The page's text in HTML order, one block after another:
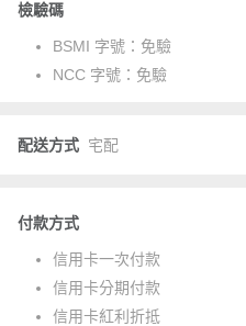
檢驗碼
BSMI 字號： 免驗
NCC 字號： 免驗
配送方式 宅配
付款方式
信用卡一次付款
信用卡分期付款
信用卡紅利折抵